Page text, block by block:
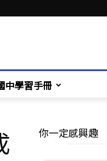
中學習手冊
你一定感興趣